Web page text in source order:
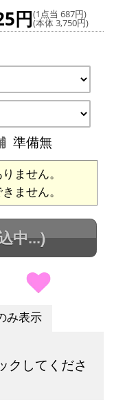
円(1点当 687円)
(本体 3,750円)
準備無
ません。
ません。
中...)
み表示
クしてくださ